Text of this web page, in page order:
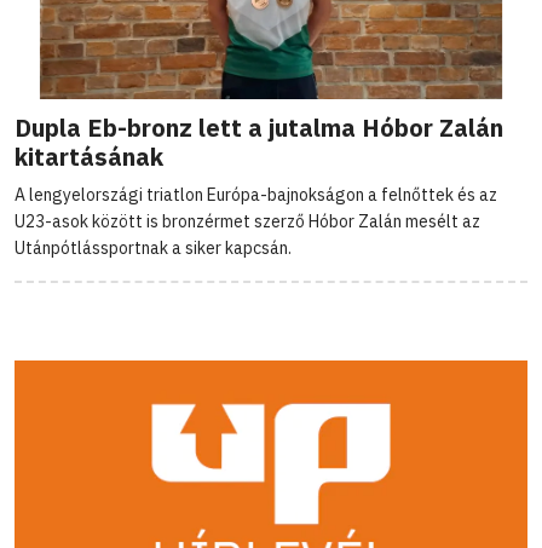
Dupla Eb-bronz lett a jutalma Hóbor Zalán
kitartásának
A lengyelországi triatlon Európa-bajnokságon a felnőttek és az
U23-asok között is bronzérmet szerző Hóbor Zalán mesélt az
Utánpótlássportnak a siker kapcsán.